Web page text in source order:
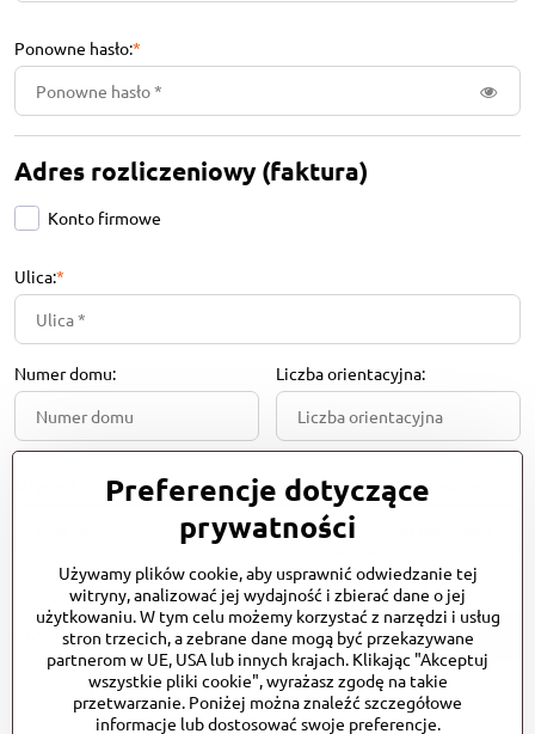
Ponowne hasło:*
Adres rozliczeniowy (faktura)
Konto firmowe
Ulica:*
Numer domu: Liczba orientacyjna:
Kod pocztowy:
(Obowiązkowe) Rejestr
Preferencje dotyczące
prywatności
Używamy plików cookie, aby usprawnić odwiedzanie tej
witryny, analizować jej wydajność i zbierać dane o jej
użytkowaniu. W tym celu możemy korzystać z narzędzi i usług
stron trzecich, a zebrane dane mogą być przekazywane
partnerom w UE, USA lub innych krajach. Klikając "Akceptuj
wszystkie pliki cookie", wyrażasz zgodę na takie
przetwarzanie. Poniżej można znaleźć szczegółowe
informacje lub dostosować swoje preferencje.